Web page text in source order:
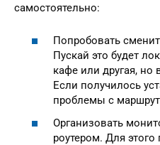
самостоятельно:
Попробовать
Пускай это будет
кафе или другая,
Если получилось
проблемы с
Организовать
роутером. Для этого